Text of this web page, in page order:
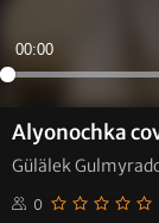
Alyonochka
Gülälek
0
00:00